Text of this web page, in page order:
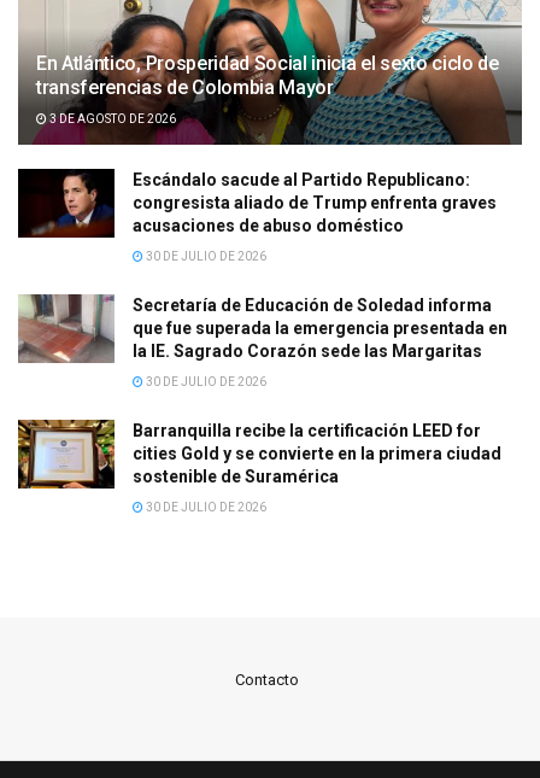
En Atlántico, Prosperidad Social inicia el sexto ciclo de
transferencias de Colombia Mayor
3 DE AGOSTO DE 2026
Escándalo sacude al Partido Republicano:
congresista aliado de Trump enfrenta graves
acusaciones de abuso doméstico
30 DE JULIO DE 2026
Secretaría de Educación de Soledad informa
que fue superada la emergencia presentada en
la IE. Sagrado Corazón sede las Margaritas
30 DE JULIO DE 2026
Barranquilla recibe la certificación LEED for
cities Gold y se convierte en la primera ciudad
sostenible de Suramérica
30 DE JULIO DE 2026
Contacto